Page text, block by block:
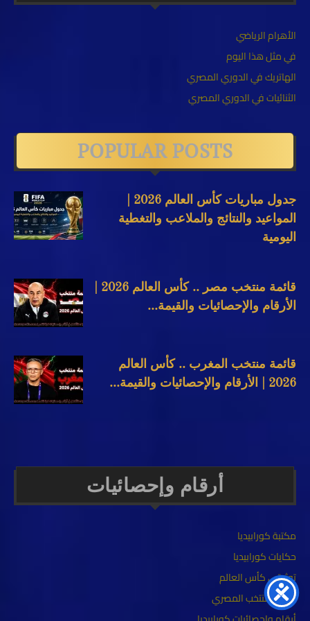
الأهرام الرياضي
في مثل هذا اليوم
الهاتريك في الدوري المصري
الثنائيات في الدوري المصري
POPULAR POSTS
المواعيد والنتائج والملاعب والتغطية
اليومية
الأرقام والإحصائيات والقيمة...
قائمة منتخب المغرب .. كأس العالم
2026 | الأرقام والإحصائيات والقيمة...
أرقام وإحصائيات
مكتبة كورابيديا
حكايات كورابيديا
توثيقي كأس العالم
تاريخ المنتخب المصري